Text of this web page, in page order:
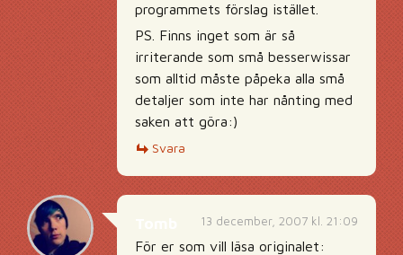
programmets förslag istället.
PS. Finns inget som är så
irriterande som små besserwissar
som alltid måste påpeka alla små
detaljer som inte har nånting med
saken att göra:)
Svara
13 december, 2007 kl. 21:09
För er som vill läsa originalet: